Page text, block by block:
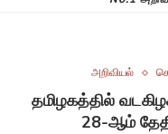
அறிவியல்
தமிழகத்தில்
28-ஆம்